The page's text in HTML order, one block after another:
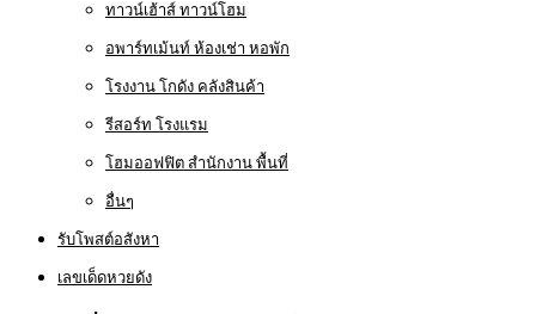
ทาวน์เฮ้าส์ ทาวน์โฮม
อพาร์ทเม้นท์ ห้องเช่า หอพัก
โรงงาน โกดัง คลังสินค้า
รีสอร์ท โรงแรม
โฮมออฟฟิต สำนักงาน พื้นที่
อื่นๆ
รับโพสต์อสังหา
เลขเด็ดหวยดัง